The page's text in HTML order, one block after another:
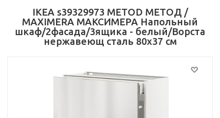
IKEA s39329973 METOD МЕТОД /
MAXIMERA МАКСИМЕРА Напольный
шкаф/2фасада/3ящика - белый/Ворста
нержавеющ сталь 80x37 см